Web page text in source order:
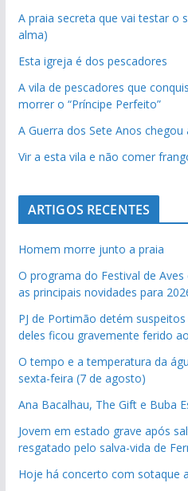
A praia secreta que vai testar o
alma)
Esta igreja é dos pescadores
A vila de pescadores que
morrer o “Príncipe Perfeito”
A Guerra dos Sete Anos chegou
Vir a esta vila e não comer
ARTIGOS RECENTES
Homem morre junto a praia
O programa do Festival de
as principais novidades para
PJ de Portimão detém
deles ficou gravemente ferido
O tempo e a temperatura da
sexta-feira (7 de agosto)
Ana Bacalhau, The Gift e Buba
Jovem em estado grave após
resgatado pelo salva-vida de
Hoje há concerto com sotaque